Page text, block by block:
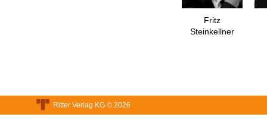
Fritz
Steinkellner
Ritter Verlag KG © 2026